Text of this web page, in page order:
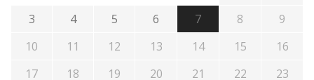
3
4 5 6 7 8
9
10
11 12 13 14 15
16
17
18 19 20 21 22
23